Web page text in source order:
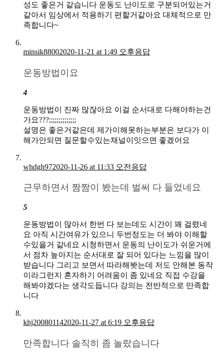
성도 좋은거 같습니다 운동도 난이도로 구분되어있는거
같아서 임상에서 적용하기 편할거같아요 대체적으로 만
족합니다~
minsik88002020-11-21 at 1:49 오후응답
운동방법이요
4
운동방법이 진짜 많잖아요 이걸 순서대로 다해야하는건
가요???;;;;;;;;;;;;;;
설명은 좋은거같은데 제가이해못하는부분은 보다가 이
해가안되면 질문할수있는채널이잇으면 좋겠어요
whdgh972020-11-26 at 11:33 오전 응답
근무하면서 짬짬이 봤는데 벌써 다 들었네요
5
운동방법이 많아서 한번 다 보는데도 시간이 꽤 걸렸네
요 아직 시간여유가 있으니 두번정도는 더 봐야 이해할
수있을거 같네요 시청하면서 운동의 난이도가 쉬운거에
서 점차 높아지는 순서대로 잘 되어 있다는 느낌을 많이
받습니다 그리고 보면서 따라해봣는데 저도 안해본 동작
이라그런지 혼자하기 어려움이 좀 있네요 직접 수강을
해봐야겠다는 생각도듭니다 강의는 전반적으로 만족합
니다
khj200801142020-11-27 at 6:19 오후응답
만족합니다 솔직히 좀 놀랐습니다